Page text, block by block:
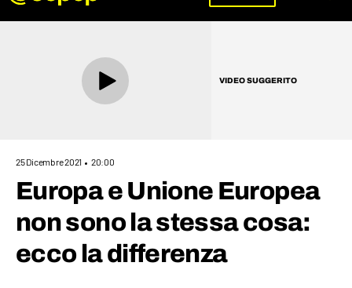
VIDEO SUGGERITO
25 Dicembre 2021 20:00
Europa e Unione Europea
non sono la stessa cosa:
ecco la differenza